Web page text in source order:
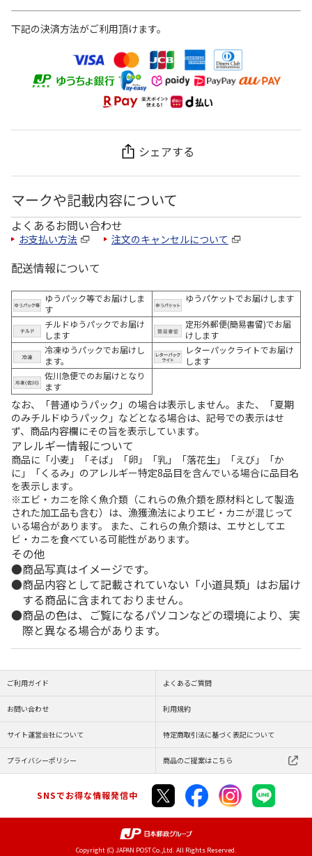
下記の決済方法がご利用頂けます。
シェアする
マークや記載内容について
よくあるお問い合わせ
お支払い方法 注文のキャンセルについて
配送情報について
ゆうパック等でお届けしま
す
ゆうパケットでお届けします
チルドゆうパックでお届け
します
定形外郵便(簡易書留)でお届
けします
冷凍ゆうパックでお届けし
ます。
レターパックライトでお届け
します
佐川急便でのお届けとなり
ます
なお、「普通ゆうパック」の場合は表示しません。また、「夏期
のみチルドゆうパック」などとなる場合は、記号での表示はせ
ず、商品内容欄にその旨を表示しています。
アレルギー情報について
商品に「小麦」「そば」「卵」「乳」「落花生」「えび」「か
に」「くるみ」のアレルギー特定8品目を含んでいる場合に品目名
を表示します。
※エビ・カニを除く魚介類（これらの魚介類を原材料として製造
された加工品も含む）は、漁獲漁法によりエビ・カニが混じって
いる場合があります。 また、これらの魚介類は、エサとしてエ
ビ・カニを食べている可能性があります。
その他
商品写真はイメージです。
商品内容として記載されていない「小道具類」はお届け
する商品に含まれておりません。
商品の色は、ご覧になるパソコンなどの環境により、実
際と異なる場合があります。
ご利用ガイド よくあるご質問
お問い合わせ 利用規約
サイト運営会社について 特定商取引法に基づく表記について
プライバシーポリシー 商品のご提案はこちら
SNSでお得な情報発信中
Copyright (C) JAPAN POST Co.,Ltd. All Rights Reserved.